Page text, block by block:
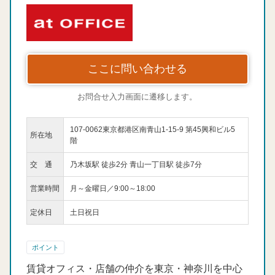
ここに問い合わせる
お問合せ入力画面に遷移します。
所在地
107-0062東京都港区南青山1-15-9 第45興和ビル5
階
交 通 乃木坂駅 徒歩2分 青山一丁目駅 徒歩7分
営業時間 月～金曜日／9:00～18:00
定休日 土日祝日
ポイント
賃貸オフィス・店舗の仲介を東京・神奈川を中心